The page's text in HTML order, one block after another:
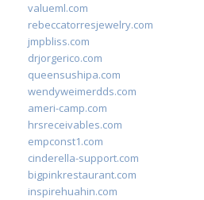
valueml.com
rebeccatorresjewelry.com
jmpbliss.com
drjorgerico.com
queensushipa.com
wendyweimerdds.com
ameri-camp.com
hrsreceivables.com
empconst1.com
cinderella-support.com
bigpinkrestaurant.com
inspirehuahin.com